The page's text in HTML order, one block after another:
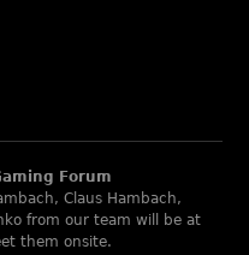
Forum
Claus Hambach,
from our team will be at
them onsite.